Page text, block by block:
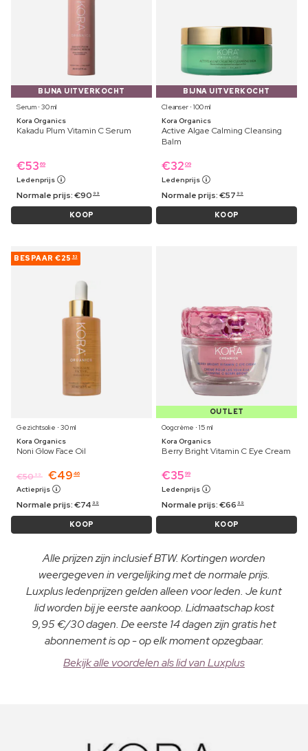
BIJNA UITVERKOCHT
Serum ⋅ 30 ml
Kora Organics
Kakadu Plum Vitamin C Serum
€53 69
Ledenprijs
Normale prijs:€90 99
KOOP
BIJNA UITVERKOCHT
Cleanser ⋅ 100 ml
Kora Organics
Active Algae Calming Cleansing
Balm
€32 09
Ledenprijs
Normale prijs:€57 99
KOOP
BESPAAR €25 53
Gezichtsolie ⋅ 30 ml
Kora Organics
Noni Glow Face Oil
€50 99 €49 46
Actieprijs
Normale prijs:€74 99
KOOP
OUTLET
Oogcrème ⋅ 15 ml
Kora Organics
Berry Bright Vitamin C Eye Cream
€35 99
Ledenprijs
Normale prijs:€66 99
KOOP
Alle prijzen zijn inclusief BTW. Kortingen worden
weergegeven in vergelijking met de normale prijs.
Luxplus ledenprijzen gelden alleen voor leden. Je kunt
lid worden bij je eerste aankoop. Lidmaatschap kost
9,95 €/30 dagen. De eerste 14 dagen zijn gratis het
abonnement is op - op elk moment opzegbaar.
Bekijk alle voordelen als lid van Luxplus